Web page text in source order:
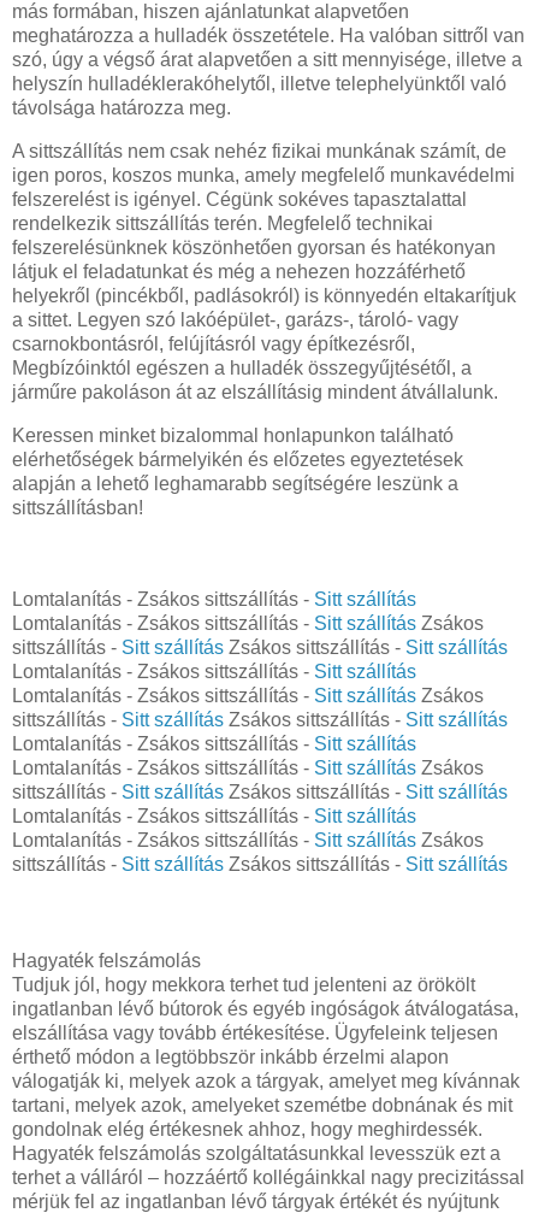
más formában, hiszen ajánlatunkat alapvetően
meghatározza a hulladék összetétele. Ha valóban sittről van
szó, úgy a végső árat alapvetően a sitt mennyisége, illetve a
helyszín hulladéklerakóhelytől, illetve telephelyünktől való
távolsága határozza meg.
A sittszállítás nem csak nehéz fizikai munkának számít, de
igen poros, koszos munka, amely megfelelő munkavédelmi
felszerelést is igényel. Cégünk sokéves tapasztalattal
rendelkezik sittszállítás terén. Megfelelő technikai
felszerelésünknek köszönhetően gyorsan és hatékonyan
látjuk el feladatunkat és még a nehezen hozzáférhető
helyekről (pincékből, padlásokról) is könnyedén eltakarítjuk
a sittet. Legyen szó lakóépület-, garázs-, tároló- vagy
csarnokbontásról, felújításról vagy építkezésről,
Megbízóinktól egészen a hulladék összegyűjtésétől, a
járműre pakoláson át az elszállításig mindent átvállalunk.
Keressen minket bizalommal honlapunkon található
elérhetőségek bármelyikén és előzetes egyeztetések
alapján a lehető leghamarabb segítségére leszünk a
sittszállításban!
Lomtalanítás - Zsákos sittszállítás - Sitt szállítás
Lomtalanítás - Zsákos sittszállítás - Sitt szállítás Zsákos
sittszállítás - Sitt szállítás Zsákos sittszállítás - Sitt szállítás
Lomtalanítás - Zsákos sittszállítás - Sitt szállítás
Lomtalanítás - Zsákos sittszállítás - Sitt szállítás Zsákos
sittszállítás - Sitt szállítás Zsákos sittszállítás - Sitt szállítás
Lomtalanítás - Zsákos sittszállítás - Sitt szállítás
Lomtalanítás - Zsákos sittszállítás - Sitt szállítás Zsákos
sittszállítás - Sitt szállítás Zsákos sittszállítás - Sitt szállítás
Lomtalanítás - Zsákos sittszállítás - Sitt szállítás
Lomtalanítás - Zsákos sittszállítás - Sitt szállítás Zsákos
sittszállítás - Sitt szállítás Zsákos sittszállítás - Sitt szállítás
Hagyaték felszámolás
Tudjuk jól, hogy mekkora terhet tud jelenteni az örökölt
ingatlanban lévő bútorok és egyéb ingóságok átválogatása,
elszállítása vagy tovább értékesítése. Ügyfeleink teljesen
érthető módon a legtöbbször inkább érzelmi alapon
válogatják ki, melyek azok a tárgyak, amelyet meg kívánnak
tartani, melyek azok, amelyeket szemétbe dobnának és mit
gondolnak elég értékesnek ahhoz, hogy meghirdessék.
Hagyaték felszámolás szolgáltatásunkkal levesszük ezt a
terhet a válláról – hozzáértő kollégáinkkal nagy precizitással
mérjük fel az ingatlanban lévő tárgyak értékét és nyújtunk